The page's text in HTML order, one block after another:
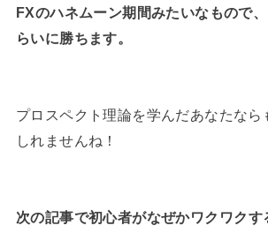
FXのハネムーン期間みたいなもので
らいに勝ちます。
プロスペクト理論を学んだあなたなら
しれませんね！
次の記事で初心者がなぜかワクワクす